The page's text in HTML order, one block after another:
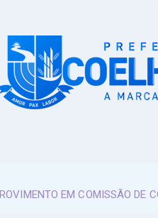
EM COMISSÃO